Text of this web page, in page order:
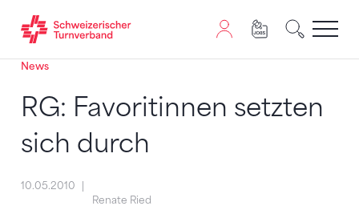
Zum Inhalt springen
Zur Sitemap navigieren
Zum Navigieren dieser Seite wird JavaScript benötigt.
News
RG: Favoritinnen setzten
sich durch
10.05.2010
Renate Ried